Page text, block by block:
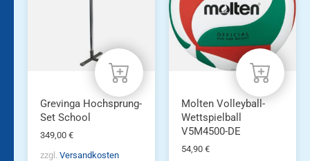
Grevinga Hochsprung-
Set School
349,00 €
zzgl. Versandkosten
Molten Volleyball-
Wettspielball
V5M4500-DE
54,90 €